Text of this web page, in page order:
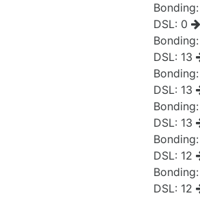
Bonding:
DSL: 0
Bonding:
DSL: 13
Bonding:
DSL: 13
Bonding:
DSL: 13
Bonding:
DSL: 12
Bonding:
DSL: 12